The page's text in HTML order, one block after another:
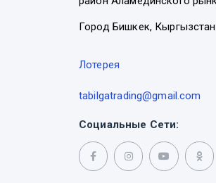
Город Бишкек, Кыргызстан
Лотерея
tabilgatrading@gmail.com
Социальные Сети: